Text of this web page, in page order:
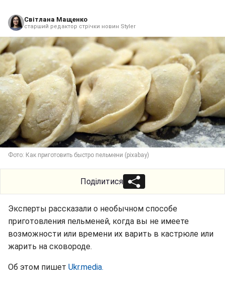
Світлана Мащенко
старший редактор стрічки новин Styler
Фото: Как приготовить быстро пельмени (pixabay)
Поділитися
Эксперты рассказали о необычном способе
приготовления пельменей, когда вы не имеете
возможности или времени их варить в кастрюле или
жарить на сковороде.
Об этом пишет Ukr.media.